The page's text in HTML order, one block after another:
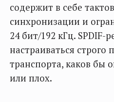
содержит в себе
синхронизации и
24 бит/192 кГц. SPDIF-
настраиваться строго
транспорта, каков бы
или плох.